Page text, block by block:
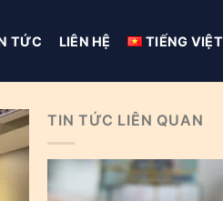
TỨC LIÊN HỆ TIẾNG VIỆT
TIN TỨC LIÊN QUAN